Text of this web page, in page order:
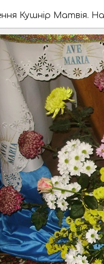
Кушнір Матвія.